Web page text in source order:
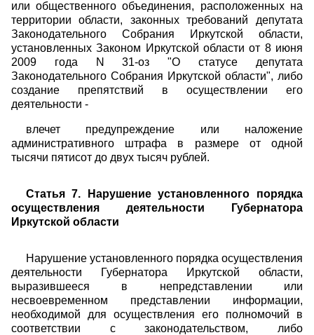
или общественного объединения, расположенных на
территории области, законных требований депутата
Законодательного Собрания Иркутской области,
установленных Законом Иркутской области от 8 июня
2009 года N 31-оз "О статусе депутата
Законодательного Собрания Иркутской области", либо
создание препятствий в осуществлении его
деятельности -
влечет предупреждение или наложение
административного штрафа в размере от одной
тысячи пятисот до двух тысяч рублей.
Статья 7. Нарушение установленного порядка
осуществления деятельности Губернатора
Иркутской области
Нарушение установленного порядка осуществления
деятельности Губернатора Иркутской области,
выразившееся в непредставлении или
несвоевременном представлении информации,
необходимой для осуществления его полномочий в
соответствии с законодательством, либо